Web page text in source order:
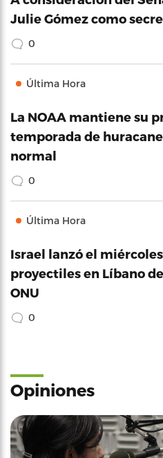
Julie Gómez como
0
Última Hora
La NOAA mantiene su
temporada de
normal
0
Última Hora
Israel lanzó el
proyectiles en Líbano
ONU
0
Opiniones